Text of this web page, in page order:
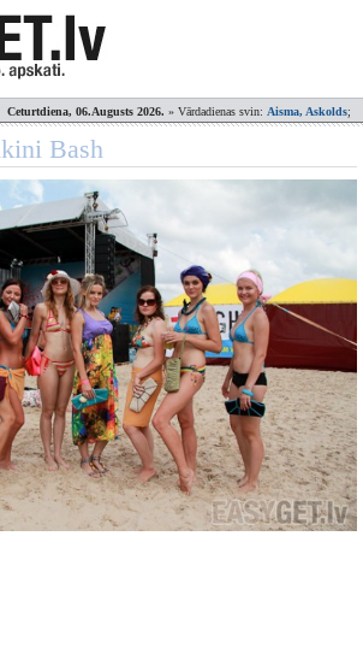
Ceturtdiena, 06.Augusts 2026. » Vārdadienas svin: Aisma, Askolds;
Bash